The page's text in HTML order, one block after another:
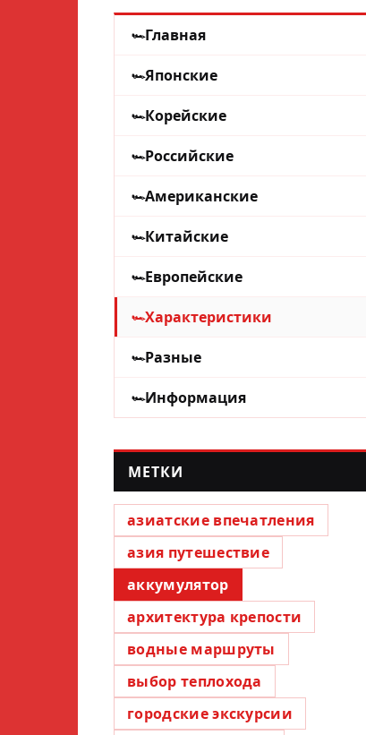
Главная
Японские
Корейские
Российские
Американские
Китайские
Европейские
Характеристики
Разные
Информация
МЕТКИ
азиатские впечатления
азия путешествие
аккумулятор
архитектура крепости
водные маршруты
выбор теплохода
городские экскурсии